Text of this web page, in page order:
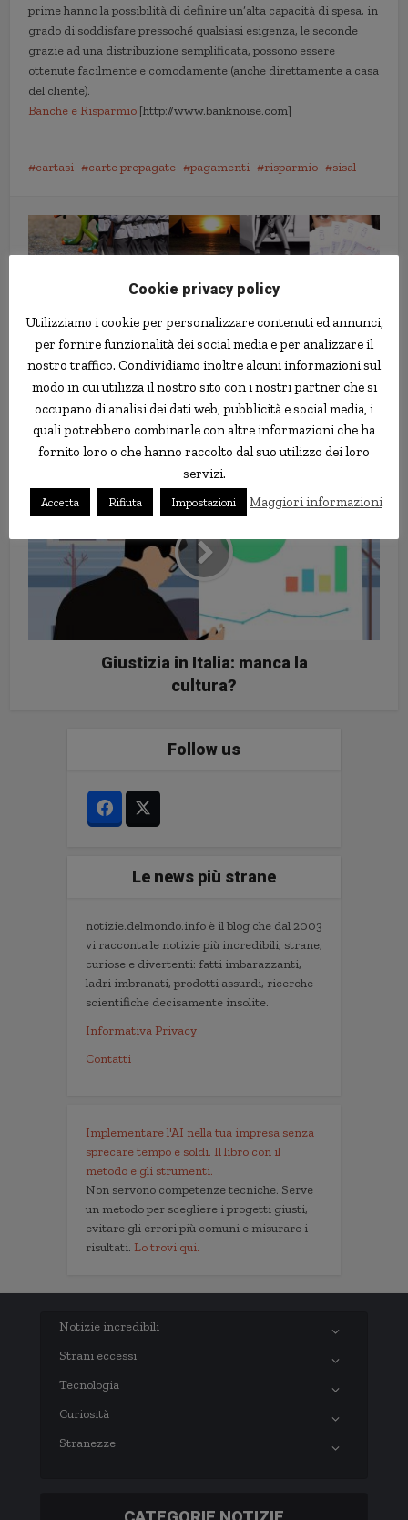
prime hanno la possibilità di definire un’alta capacità di spesa, in
grado di soddisfare pressoché qualsiasi esigenza, le seconde
grazie ad una distribuzione semplificata, possono essere
ottenute facilmente e comodamente (anche direttamente a casa
del cliente).
Banche e Risparmio [http://www.banknoise.com]
cartasi carte prepagate pagamenti risparmio sisal
10 profumi che (speriamo per voi)
non comprereste
Giustizia in Italia: manca la
cultura?
Follow us
Le news più strane
notizie.delmondo.info è il blog che dal 2003
vi racconta le notizie più incredibili, strane,
curiose e divertenti: fatti imbarazzanti,
ladri imbranati, prodotti assurdi, ricerche
scientifiche decisamente insolite.
Informativa Privacy
Contatti
Implementare l'AI nella tua impresa senza
sprecare tempo e soldi. Il libro con il
metodo e gli strumenti.
Non servono competenze tecniche. Serve
un metodo per scegliere i progetti giusti,
evitare gli errori più comuni e misurare i
risultati. Lo trovi qui.
Notizie incredibili
Strani eccessi
Tecnologia
Curiosità
Stranezze
Cookie privacy policy
Utilizziamo i cookie per personalizzare contenuti ed annunci,
per fornire funzionalità dei social media e per analizzare il
nostro traffico. Condividiamo inoltre alcuni informazioni sul
modo in cui utilizza il nostro sito con i nostri partner che si
occupano di analisi dei dati web, pubblicità e social media, i
quali potrebbero combinarle con altre informazioni che ha
fornito loro o che hanno raccolto dal suo utilizzo dei loro
servizi.
Accetta Rifiuta Impostazioni Maggiori informazioni